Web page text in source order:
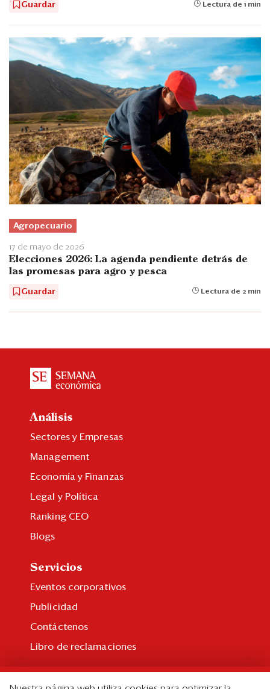
Guardar Lectura de 1 min
Agropecuario
17 de mayo de 2026
Elecciones 2026: La agenda pendiente detrás de
las promesas para agro y pesca
Guardar Lectura de 2 min
Análisis
Sectores y Empresas
Management
Economía y Finanzas
Legal y Política
Ranking CEO
Blogs
Servicios
Eventos corporativos
Publicidad
Contáctenos
Libro de reclamaciones